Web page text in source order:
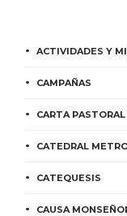
ACTIVIDADES Y
CAMPAÑAS
CARTA PASTORAL
CATEDRAL
CATEQUESIS
CAUSA